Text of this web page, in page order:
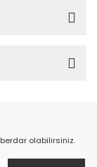
olabilirsiniz.